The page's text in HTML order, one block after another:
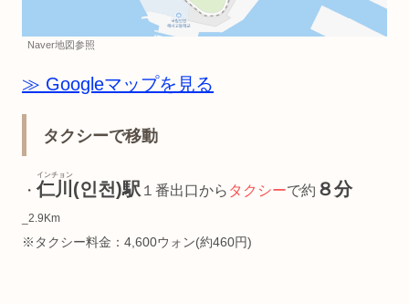
Naver地図参照
≫ Googleマップを見る
タクシーで移動
・仁川
インチョン
(인천)駅 １番出口から タクシーで約 ８分
_2.9Km
※タクシー料金：4,600ウォン(約460円)